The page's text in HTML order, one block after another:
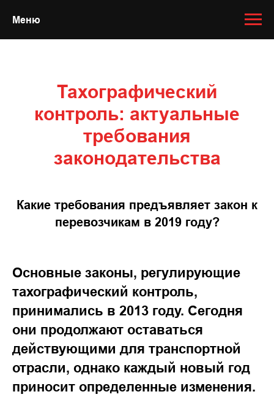
Меню
Тахографический
контроль: актуальные
требования
законодательства
Какие требования предъявляет закон к
перевозчикам в 2019 году?
Основные законы, регулирующие
тахографический контроль,
принимались в 2013 году. Сегодня
они продолжают оставаться
действующими для транспортной
отрасли, однако каждый новый год
приносит определенные изменения.